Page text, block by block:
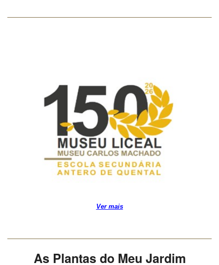
Ver mais
As Plantas do Meu Jardim